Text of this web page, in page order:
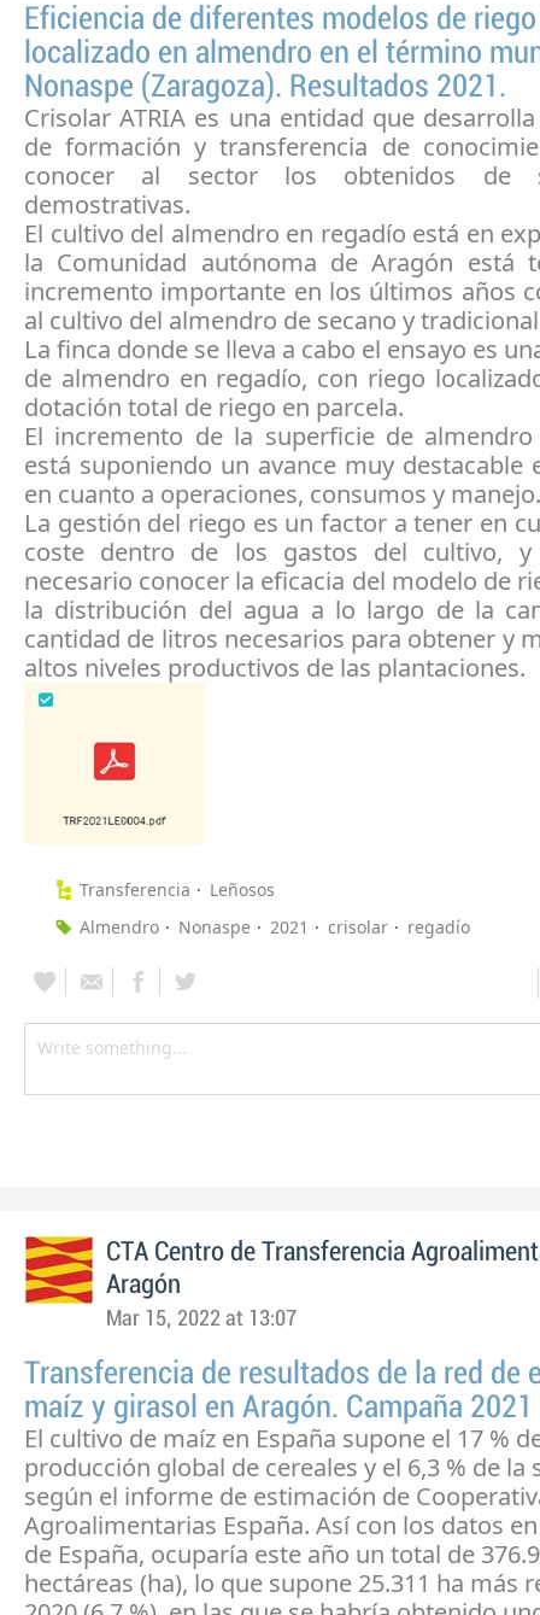
Eficiencia de diferentes modelos de riego
localizado en almendro en el término
Nonaspe (Zaragoza). Resultados 2021.
Crisolar ATRIA es una entidad que
de formación y transferencia de
conocer al sector los obtenidos de
demostrativas.
El cultivo del almendro en regadío está en
la Comunidad autónoma de Aragón está
incremento importante en los últimos años
al cultivo del almendro de secano y
La finca donde se lleva a cabo el ensayo es
de almendro en regadío, con riego
dotación total de riego en parcela.
El incremento de la superficie de
está suponiendo un avance muy destacable
en cuanto a operaciones, consumos y manejo.
La gestión del riego es un factor a tener en
coste dentro de los gastos del cultivo,
necesario conocer la eficacia del modelo de
la distribución del agua a lo largo de la
cantidad de litros necesarios para obtener y
altos niveles productivos de las plantaciones.
Transferencia
Leñosos
Almendro
Nonaspe 2021 crisolar regadío
CTA Centro de Transferencia
Aragón
Mar 15, 2022 at 13:07
Transferencia de resultados de la red de
maíz y girasol en Aragón. Campaña 2021
El cultivo de maíz en España supone el 17 %
producción global de cereales y el 6,3 % de la
según el informe de estimación de
Agroalimentarias España. Así con los datos
de España, ocuparía este año un total de
hectáreas (ha), lo que supone 25.311 ha más